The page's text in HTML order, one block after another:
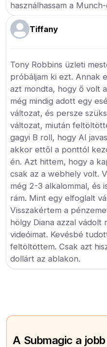
használhassam a
Tiffany
Tony Robbins üzleti
próbáljam ki ezt. Annak
azt mondta, hogy ő volt
még mindig adott egy
változat, és persze
változat, miután
gagyi B roll, hogy AI
akkor ettől a ponttól
én. Azt hittem, hogy a
csak az a webhely volt.
még 2-3 alkalommal, és
rám. Mint egy elfoglalt
Visszakértem a
hölgy Diana azzal vádolt
videóimat. Kevésbé
feltöltöttem. Csak azt
dollárt az ablakon.
A Submagic a